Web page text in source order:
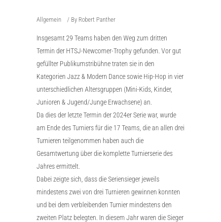
Allgemein By Robert Panther
Insgesamt 29 Teams haben den Weg zum dritten
Termin der HTSJ-Newcomer-Trophy gefunden. Vor gut
gefüllter Publikumstribühne traten sie in den
Kategorien Jazz & Modern Dance sowie Hip-Hop in vier
unterschiedlichen Altersgruppen (Mini-Kids, Kinder,
Junioren & Jugend/Junge Erwachsene) an.
Da dies der letzte Termin der 2024er Serie war, wurde
am Ende des Turniers für die 17 Teams, die an allen drei
Turnieren teilgenommen haben auch die
Gesamtwertung über die komplette Turnierserie des
Jahres ermittelt.
Dabei zeigte sich, dass die Seriensieger jeweils
mindestens zwei von drei Turnieren gewinnen konnten
und bei dem verbleibenden Turnier mindestens den
zweiten Platz belegten. In diesem Jahr waren die Sieger